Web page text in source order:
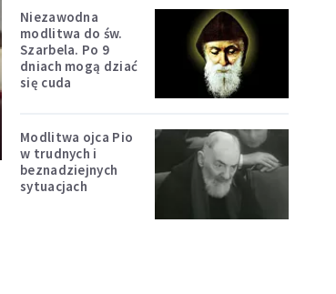
Niezawodna
modlitwa do św.
Szarbela. Po 9
dniach mogą dziać
się cuda
Modlitwa ojca Pio
w trudnych i
beznadziejnych
sytuacjach